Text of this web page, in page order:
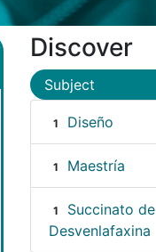
Discover
Subject
1 Diseño
1 Maestría
1
Succinato de
Desvenlafaxina